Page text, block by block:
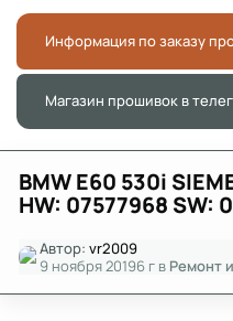
Информация по заказу
Магазин прошивок в
BMW E60 530i
HW: 07577968 SW:
Автор:vr2009
9 ноября 20196 г в Ремонт